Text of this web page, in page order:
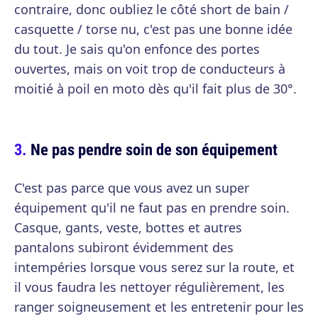
contraire, donc oubliez le côté short de bain /
casquette / torse nu, c'est pas une bonne idée
du tout. Je sais qu'on enfonce des portes
ouvertes, mais on voit trop de conducteurs à
moitié à poil en moto dès qu'il fait plus de 30°.
Ne pas pendre soin de son équipement
C'est pas parce que vous avez un super
équipement qu'il ne faut pas en prendre soin.
Casque, gants, veste, bottes et autres
pantalons subiront évidemment des
intempéries lorsque vous serez sur la route, et
il vous faudra les nettoyer régulièrement, les
ranger soigneusement et les entretenir pour les